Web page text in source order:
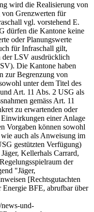
wird die Realisierung von
Grenzwerten für
vgl. vorstehend E.
dürfen die Kantone keine
oder Planungswerte
für Infraschall gilt,
der LSV ausdrücklich
Die Kantone haben
zur Begrenzung von
unter dem Titel des
Art. 11 Abs. 2 USG als
gemäss Art. 11
zu erwartenden oder
einer Anlage
Vorgaben können sowohl
auch als Anweisung im
gestützten Verfügung)
Kellerhals Carrard,
der
"Jäger,
[Rechtsgutachten
Energie BFE, abrufbar über
und-